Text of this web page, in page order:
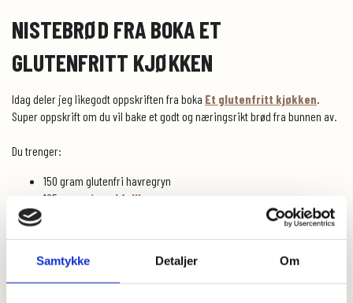
Samtykke Detaljer Om
NISTEBRØD FRA BOKA ET
GLUTENFRITT KJØKKEN
Idag deler jeg likegodt oppskriften fra boka Et glutenfritt kjøkken
Super oppskrift om du vil bake et godt og næringsrikt brød fra bunnen av.
Du trenger:
150 gram glutenfri havregryn
125 gram
rismel fullkorn
1 ts fiberhusk
1/2 ts salt